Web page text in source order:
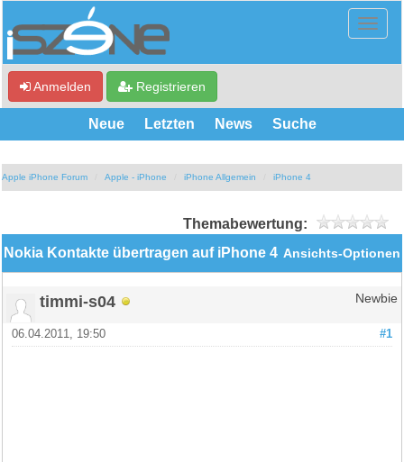
Anmelden Registrieren
Neue Letzten News Suche
Apple iPhone Forum Apple - iPhone iPhone Allgemein iPhone 4
Themabewertung:
Ansichts-Optionen
Nokia Kontakte übertragen auf iPhone 4
timmi-s04 Newbie
#1
06.04.2011, 19:50